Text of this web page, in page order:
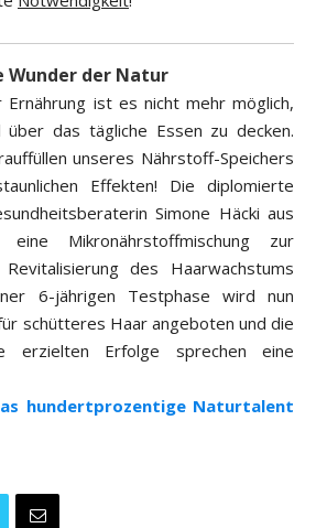
Wunder der Natur
ist es nicht mehr möglich,
über das tägliche Essen zu decken.
unseres Nährstoff-Speichers
Effekten! Die diplomierte
Simone Häcki aus
Mikronährstoffmischung zur
des Haarwachstums
6-jährigen Testphase wird nun
schütteres Haar angeboten und die
erzielten Erfolge sprechen eine
hundertprozentige Naturtalent